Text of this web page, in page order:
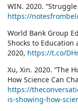
WIN. 2020.
https://
World Bank Group
Shocks to Education
2020, https://t.co/
Xu, Xin. 2020. “The
How Science Can
https://
is-showing-how-